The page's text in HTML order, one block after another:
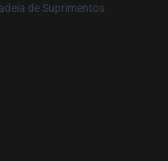
de Suprimentos